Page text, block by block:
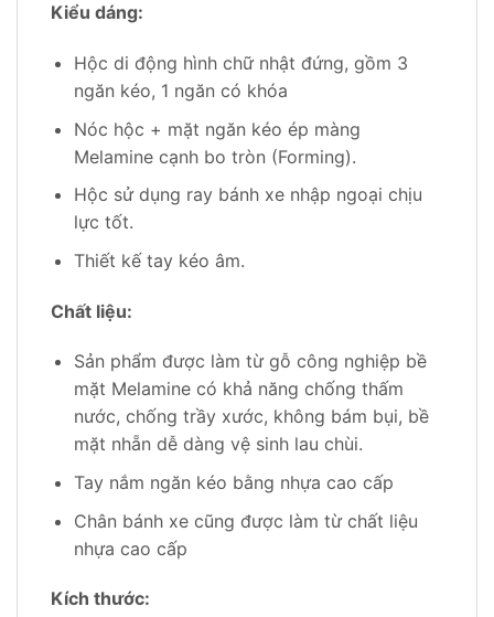
Kiểu dáng:
Hộc di động hình chữ nhật đứng, gồm 3
ngăn kéo, 1 ngăn có khóa
Nóc hộc + mặt ngăn kéo ép màng
Melamine cạnh bo tròn (Forming).
Hộc sử dụng ray bánh xe nhập ngoại chịu
lực tốt.
Thiết kế tay kéo âm.
Chất liệu:
Sản phẩm được làm từ gỗ công nghiệp bề
mặt Melamine có khả năng chống thấm
nước, chống trầy xước, không bám bụi, bề
mặt nhẵn dễ dàng vệ sinh lau chùi.
Tay nắm ngăn kéo bằng nhựa cao cấp
Chân bánh xe cũng được làm từ chất liệu
nhựa cao cấp
Kích thước: